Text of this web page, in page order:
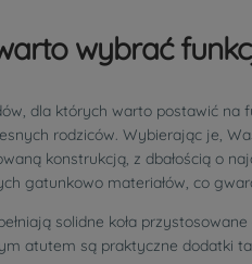
wybrać
dla których warto postawić na
rodziców. Wybierając je,
konstrukcją, z dbałością o
gatunkowo materiałów, co
solidne koła
atutem są praktyczne dodatki